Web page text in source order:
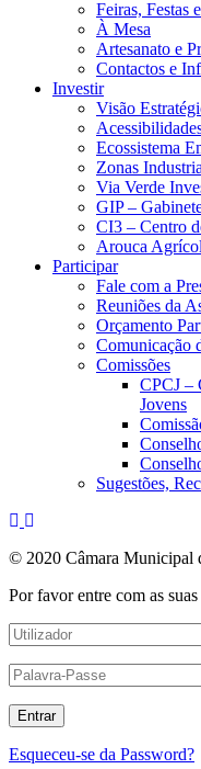
Feiras, Festas
À Mesa
Artesanato e
Contactos e
Investir
Visão
Ecossistema
Zonas
Via Verde
GIP –
CI3 – Centro
Arouca
Participar
Fale com a
Reuniões da
Orçamento
Comunicação
Comissões
CPCJ –
Jovens
Sugestões,
© 2020 Câmara Municipal
Por favor entre com as
Esqueceu-se da Password?